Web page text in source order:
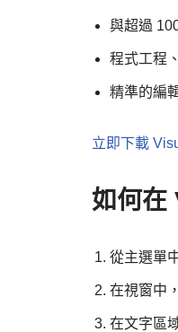
與超過
程式工程
精準的編
立即下載
如何在
從主選單
在視窗中
在文字區